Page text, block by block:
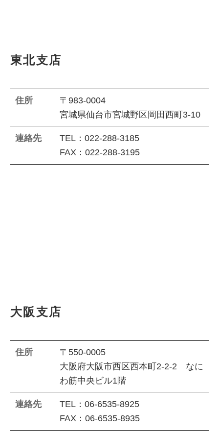
東北支店
住所
〒983-0004
宮城県仙台市宮城野区岡田西町3-10
連絡先
TEL：022-288-3185
FAX：022-288-3195
大阪支店
住所
〒550-0005
大阪府大阪市西区西本町2-2-2 なに
わ筋中央ビル1階
連絡先
TEL：06-6535-8925
FAX：06-6535-8935